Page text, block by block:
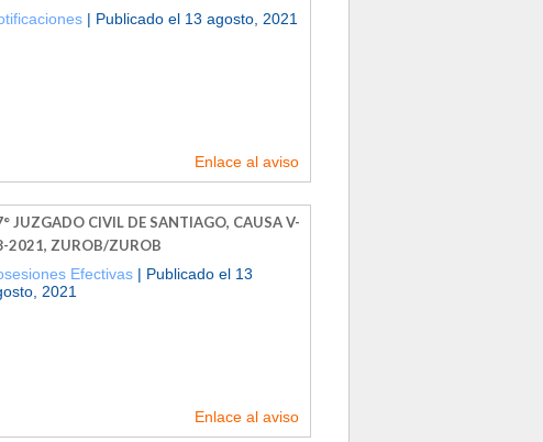
| Publicado el 13 agosto, 2021
Enlace al aviso
JUZGADO CIVIL DE SANTIAGO, CAUSA V-
2021, ZUROB/ZUROB
Efectivas | Publicado el 13
2021
Enlace al aviso